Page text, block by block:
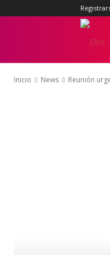
Inicio News Reunión